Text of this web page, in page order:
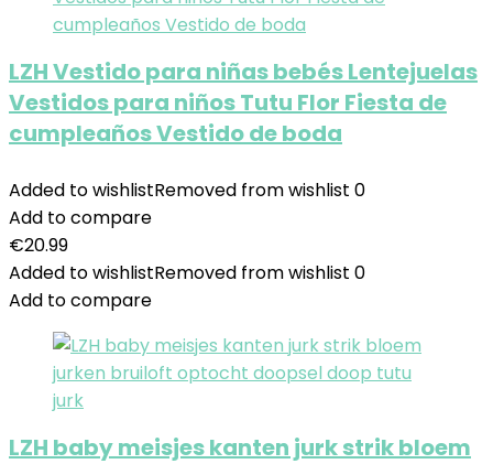
LZH Vestido para niñas bebés Lentejuelas
Vestidos para niños Tutu Flor Fiesta de
cumpleaños Vestido de boda
Added to wishlistRemoved from wishlist 0
Add to compare
€20.99
Added to wishlistRemoved from wishlist 0
Add to compare
LZH baby meisjes kanten jurk strik bloem